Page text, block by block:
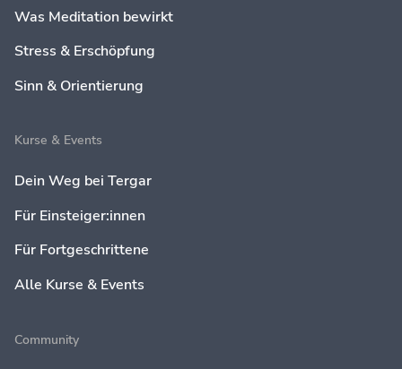
Was Meditation bewirkt
Stress & Erschöpfung
Sinn & Orientierung
Kurse & Events
Dein Weg bei Tergar
Für Einsteiger:innen
Für Fortgeschrittene
Alle Kurse & Events
Community